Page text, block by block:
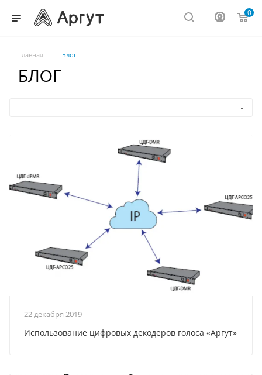
0
Главная — Блог
БЛОГ
22 декабря 2019
Использование цифровых декодеров голоса «Аргут»